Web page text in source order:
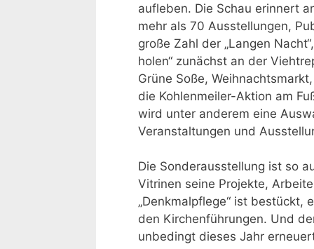
aufleben. Die Schau erinnert
mehr als 70 Ausstellungen,
große Zahl der „Langen
holen“ zunächst an der
Grüne Soße,
die Kohlenmeiler-Aktion am
wird unter anderem eine
Veranstaltungen und
Die Sonderausstellung ist so
Vitrinen seine Projekte,
„Denkmalpflege“ ist bestückt,
den Kirchenführungen. Und
unbedingt dieses Jahr